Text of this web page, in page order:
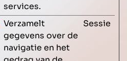
services.
Verzamelt
gegevens over de
navigatie en het
Sessie